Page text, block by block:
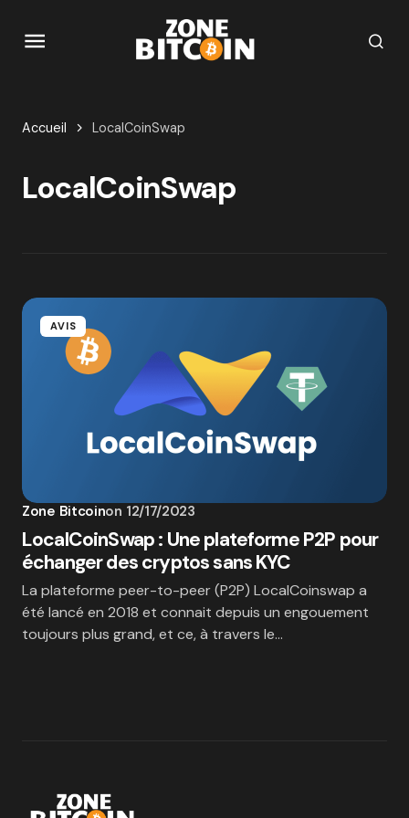
Accueil LocalCoinSwap
LocalCoinSwap
AVIS
Zone Bitcoinon 12/17/2023
LocalCoinSwap : Une plateforme P2P pour
échanger des cryptos sans KYC
La plateforme peer-to-peer (P2P) LocalCoinswap a
été lancé en 2018 et connait depuis un engouement
toujours plus grand, et ce, à travers le…